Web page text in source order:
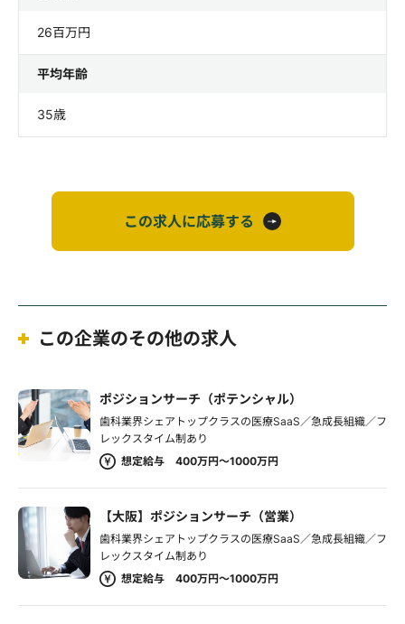
26百万円
平均年齢
35歳
この求人に応募する
この企業のその他の求人
ポジションサーチ（ポテンシャル）
歯科業界シェアトップクラスの医療SaaS／急成長組織／フ
レックスタイム制あり
想定給与 400万円～1000万円
【大阪】ポジションサーチ（営業）
歯科業界シェアトップクラスの医療SaaS／急成長組織／フ
レックスタイム制あり
想定給与 400万円～1000万円